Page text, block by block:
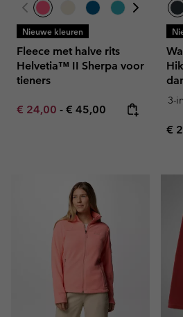
Nieuwe kleuren
Fleece met halve rits
Helvetia™ II Sherpa voor
tieners
Minimum sale price:
€ 24,00 - Maximum price:
€ 45,00
3-
€